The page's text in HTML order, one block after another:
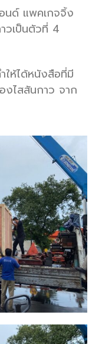
นด์ แพคเกจจิ้ง
วเป็นตัวที่ 4
ห้ได้หนังสือที่มี
ไสสันกาว จาก